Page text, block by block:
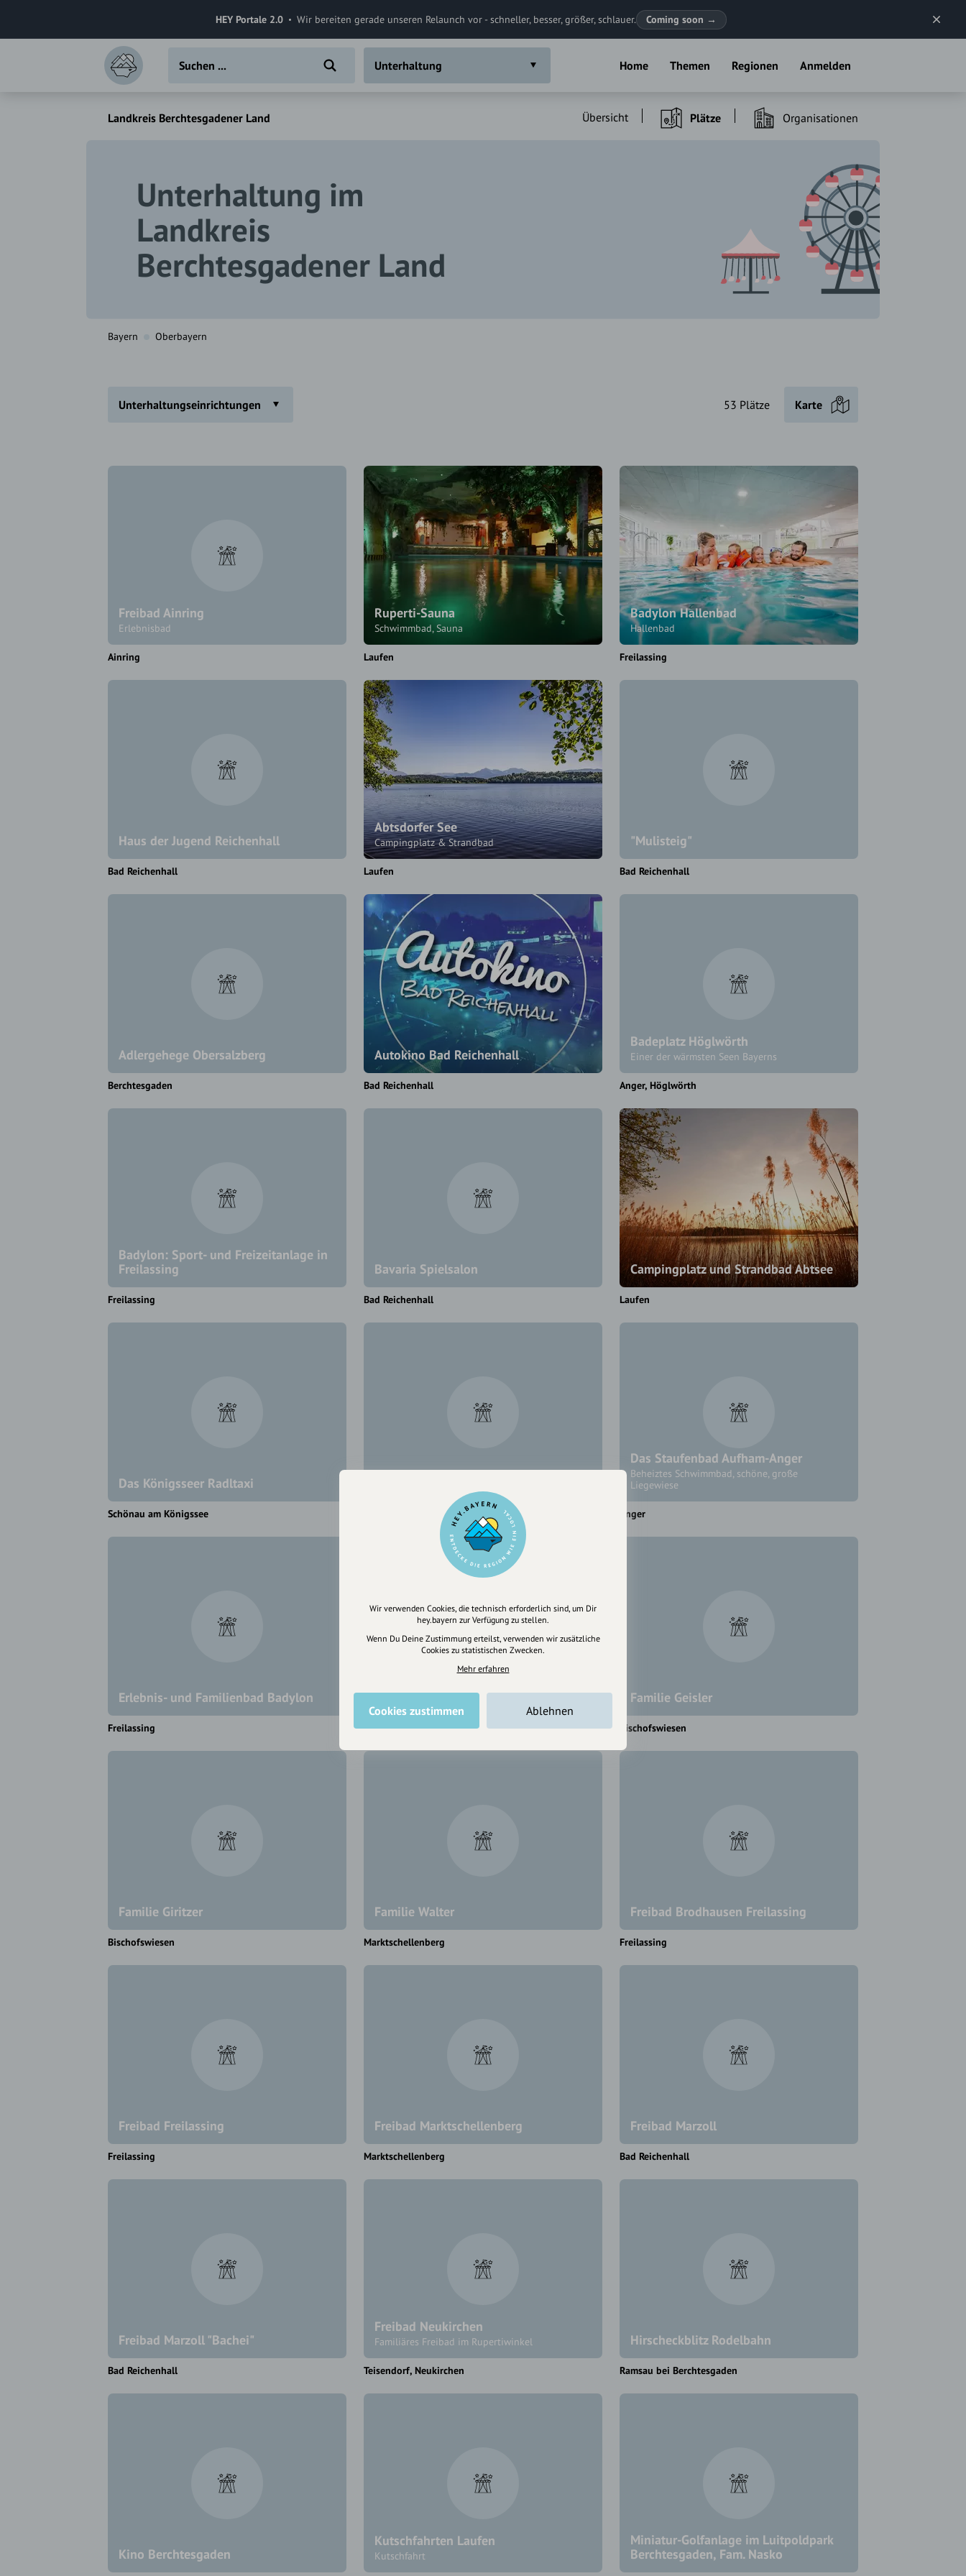
HEY Portale 2.0 Wir bereiten gerade unseren Relaunch vor - schneller, besser, größer, schlauer. Coming soon →
Home Themen Regionen Anmelden
Unterhaltung
Landkreis Berchtesgadener Land Übersicht Plätze Organisationen
Unterhaltung im
Landkreis
Berchtesgadener Land
Bayern Oberbayern
Unterhaltungseinrichtungen 53 Plätze Karte
Freibad Ainring
Erlebnisbad
Ainring
Ruperti-Sauna
Schwimmbad, Sauna
Laufen
Badylon Hallenbad
Hallenbad
Freilassing
Haus der Jugend Reichenhall
Bad Reichenhall
Abtsdorfer See
Campingplatz & Strandbad
Laufen
"Mulisteig"
Bad Reichenhall
Adlergehege Obersalzberg
Berchtesgaden
Autokino Bad Reichenhall
Bad Reichenhall
Badeplatz Höglwörth
Einer der wärmsten Seen Bayerns
Anger Höglwörth
Badylon: Sport- und Freizeitanlage in
Freilassing
Freilassing
Bavaria Spielsalon
Bad Reichenhall
Campingplatz und Strandbad Abtsee
Laufen
Das Königsseer Radltaxi
Schönau am Königssee
Das Staufenbad Aufham-Anger
Beheiztes Schwimmbad, schöne, große
Liegewiese
Anger
Erlebnis- und Familienbad Badylon
Freilassing
Familie Brandner
Berchtesgaden
Familie Geisler
Bischofswiesen
Familie Giritzer
Bischofswiesen
Familie Walter
Marktschellenberg
Freibad Brodhausen Freilassing
Freilassing
Freibad Freilassing
Freilassing
Freibad Marktschellenberg
Marktschellenberg
Freibad Marzoll
Bad Reichenhall
Freibad Marzoll "Bachei"
Bad Reichenhall
Freibad Neukirchen
Familiäres Freibad im Rupertiwinkel
Teisendorf Neukirchen
Hirscheckblitz Rodelbahn
Ramsau bei Berchtesgaden
Kino Berchtesgaden
Kutschfahrten Laufen
Kutschfahrt
Miniatur-Golfanlage im Luitpoldpark
Berchtesgaden, Fam. Nasko
Wir verwenden Cookies, die technisch erforderlich sind, um Dir
hey.bayern zur Verfügung zu stellen.
Wenn Du Deine Zustimmung erteilst, verwenden wir zusätzliche
Cookies zu statistischen Zwecken.
Mehr erfahren
Cookies zustimmen Ablehnen